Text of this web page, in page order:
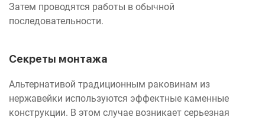
Затем проводятся работы в обычной
последовательности.
Секреты монтажа
Альтернативой традиционным раковинам из
нержавейки используются эффектные каменные
конструкции. В этом случае возникает серьезная